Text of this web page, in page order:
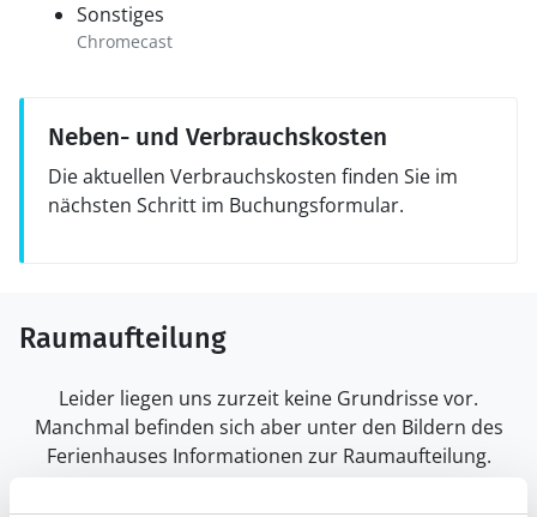
Sonstiges
Chromecast
Neben- und Verbrauchskosten
Die aktuellen Verbrauchskosten finden Sie im
nächsten Schritt im Buchungsformular.
Raumaufteilung
Leider liegen uns zurzeit keine Grundrisse vor.
Manchmal befinden sich aber unter den Bildern des
Ferienhauses Informationen zur Raumaufteilung.